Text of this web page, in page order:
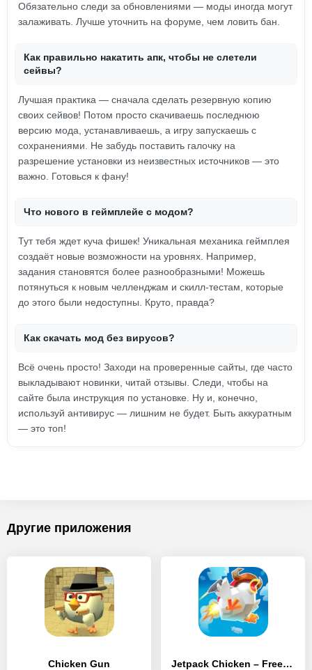
Обязательно следи за обновлениями — моды иногда могут
залаживать. Лучше уточнить на форуме, чем ловить бан.
Как правильно накатить апк, чтобы не слетели
сейвы?
Лучшая практика — сначала сделать резервную копию
своих сейвов! Потом просто скачиваешь последнюю
версию мода, устанавливаешь, а игру запускаешь с
сохранениями. Не забудь поставить галочку на
разрешение установки из неизвестных источников — это
важно. Готовься к фану!
Что нового в геймплейе с модом?
Тут тебя ждет куча фишек! Уникальная механика геймплея
создаёт новые возможности на уровнях. Например,
задания становятся более разнообразными! Можешь
потянуться к новым челленджам и скилл-тестам, которые
до этого были недоступны. Круто, правда?
Как скачать мод без вирусов?
Всё очень просто! Заходи на проверенные сайты, где часто
выкладывают новинки, читай отзывы. Следи, чтобы на
сайте была инструкция по установке. Ну и, конечно,
используй антивирус — лишним не будет. Быть аккуратным
— это топ!
Другие приложения
Chicken Gun Jetpack Chicken – Free Robux for Rbx platform